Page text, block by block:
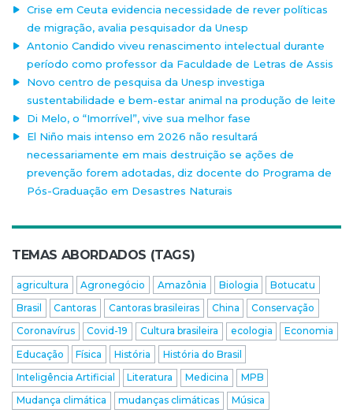
Crise em Ceuta evidencia necessidade de rever políticas
de migração, avalia pesquisador da Unesp
Antonio Candido viveu renascimento intelectual durante
período como professor da Faculdade de Letras de Assis
Novo centro de pesquisa da Unesp investiga
sustentabilidade e bem-estar animal na produção de leite
Di Melo, o “Imorrível”, vive sua melhor fase
El Niño mais intenso em 2026 não resultará
necessariamente em mais destruição se ações de
prevenção forem adotadas, diz docente do Programa de
Pós-Graduação em Desastres Naturais
TEMAS ABORDADOS (TAGS)
agricultura Agronegócio Amazônia Biologia
Botucatu
Brasil
Cantoras Cantoras brasileiras China
Conservação
Coronavírus
Covid-19 Cultura brasileira ecologia
Economia
Educação
Física História
História do Brasil
Inteligência Artificial
Literatura Medicina
MPB
Mudança climática
mudanças climáticas
Música